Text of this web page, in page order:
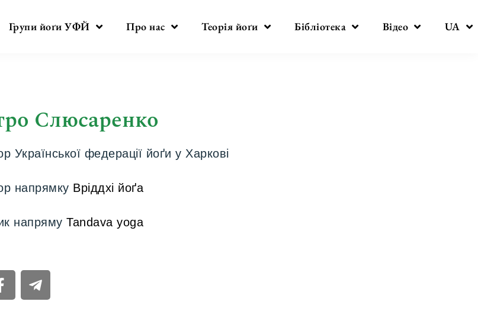
Групи йоґи УФЙ Про нас Теорія йоґи Бібліотека Відео UA
Слюсаренко
Української федерації йоґи у Харкові
напрямку Вріддхі йоґа
напрямуTandava yoga